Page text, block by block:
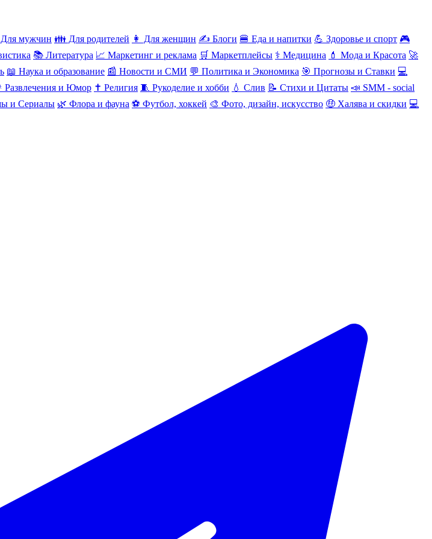
Для мужчин 👪 Для родителей 👩 Для женщин ✍️ Блоги 🍔 Еда и напитки 💪 Здоровье и спорт 🎮
📚 Литература 📈 Маркетинг и реклама 🛒 Маркетплейсы ⚕️ Медицина 💄 Мода и Красота 🚀
📖 Наука и образование 📰 Новости и СМИ 💬 Политика и Экономика 🎯 Прогнозы и Ставки 💻
Развлечения и Юмор ✝️ Религия 🧵 Рукоделие и хобби 💧 Слив 📝 Стихи и Цитаты 📣 SMM - social
и Сериалы 🌿 Флора и фауна ⚽ Футбол, хоккей 🎨 Фото, дизайн, искусство 🤑 Халява и скидки 💻